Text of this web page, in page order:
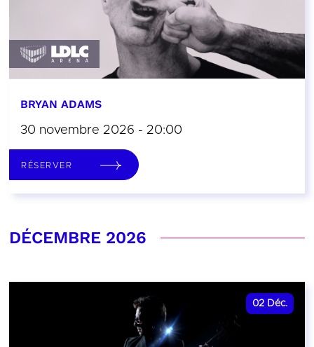
BRYAN ADAMS
30 novembre 2026 - 20:00
RÉSERVER
DÉCEMBRE 2026
02 Déc.